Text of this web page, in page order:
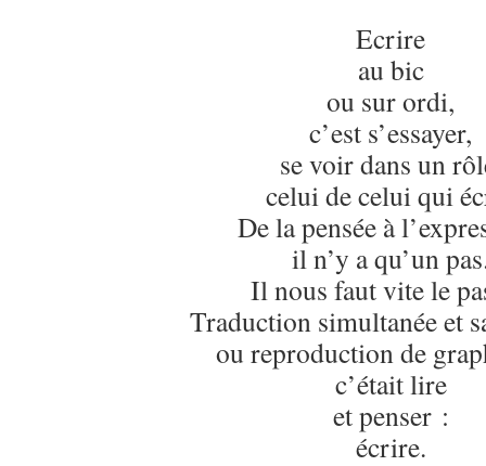
Ecrire
au bic
ou sur ordi,
c’est s’essayer,
se voir dans un
celui de celui qui
De la pensée à
il n’y a qu’un
Il nous faut vite le
Traduction simultanée et
ou reproduction de
c’était lire
et penser :
écrire.